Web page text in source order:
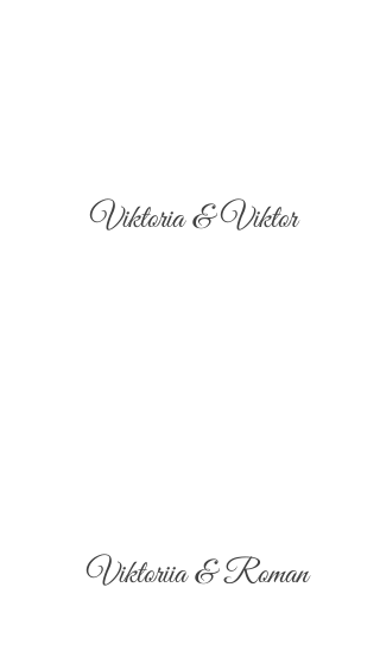
Viktoria & Viktor
Viktoriia & Roman